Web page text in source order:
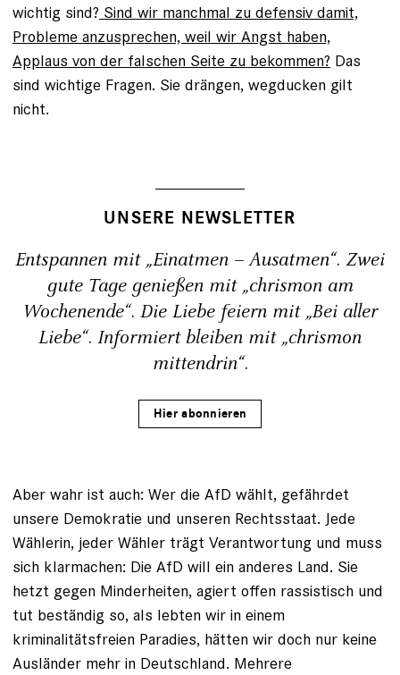
wichtig sind? Sind wir manchmal zu defensiv damit,
Probleme anzusprechen, weil wir Angst haben,
Applaus von der falschen Seite zu bekommen? Das
sind wichtige Fragen. Sie drängen, wegducken gilt
nicht.
UNSERE NEWSLETTER
Entspannen mit „Einatmen – Ausatmen“. Zwei
gute Tage genießen mit „chrismon am
Wochenende“. Die Liebe feiern mit „Bei aller
Liebe“. Informiert bleiben mit „chrismon
mittendrin“.
Hier abonnieren
Aber wahr ist auch: Wer die AfD wählt, gefährdet
unsere Demokratie und unseren Rechtsstaat. Jede
Wählerin, jeder Wähler trägt Verantwortung und muss
sich klarmachen: Die AfD will ein anderes Land. Sie
hetzt gegen Minderheiten, agiert offen rassistisch und
tut beständig so, als lebten wir in einem
kriminalitätsfreien Paradies, hätten wir doch nur keine
Ausländer mehr in Deutschland. Mehrere